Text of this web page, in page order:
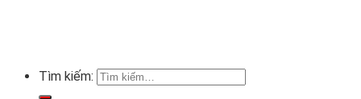
Tìm kiếm: